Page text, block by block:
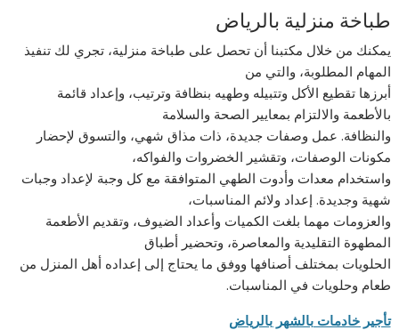
طباخة منزلية بالرياض
يمكنك من خلال مكتبنا أن تحصل على طباخة منزلية، تجري لك تنفيذ
المهام المطلوبة، والتي من
أبرزها تقطيع الأكل وتتبيله وطهيه بنظافة وترتيب، وإعداد قائمة
بالأطعمة والالتزام بمعايير الصحة والسلامة
والنظافة. عمل وصفات جديدة، ذات مذاق شهي، والتسوق لإحضار
مكونات الوصفات، وتقشير الخضروات والفواكه،
واستخدام معدات وأدوت الطهي المتوافقة مع كل وجبة لإعداد وجبات
شهية وجديدة. إعداد ولائم المناسبات،
والعزومات مهما بلغت الكميات وأعداد الضيوف، وتقديم الأطعمة
المطهوة التقليدية والمعاصرة، وتحضير أطباق
الحلويات بمختلف أصنافها ووفق ما يحتاج إلى إعداده أهل المنزل من
طعام وحلويات في المناسبات.
تأجير خادمات بالشهر بالرياض